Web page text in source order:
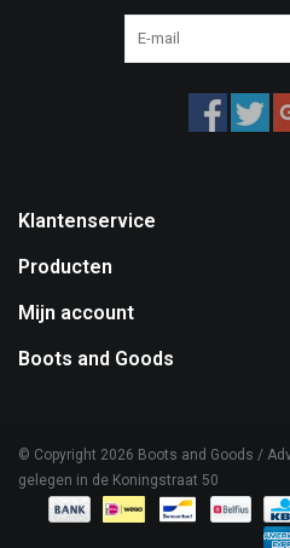
Boots and Goods Blog !
Klantenservice
Producten
Mijn account
Boots and Goods
© Copyright 2026 Boots and Goods /
gelegen in de Koningstraat 50